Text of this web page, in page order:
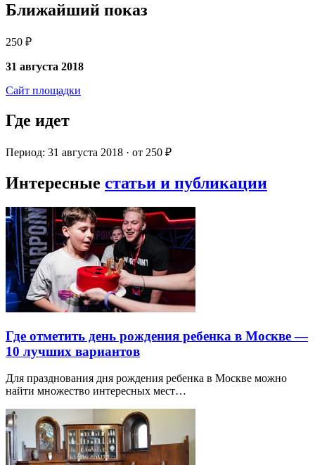
Ближайший показ
250 ₽
31 августа 2018
Сайт площадки
Где идет
Период: 31 августа 2018 · от 250 ₽
Интересные статьи и публикации
Где отметить день рождения ребенка в Москве —
10 лучших вариантов
Для празднования дня рождения ребенка в Москве можно
найти множество интересных мест…